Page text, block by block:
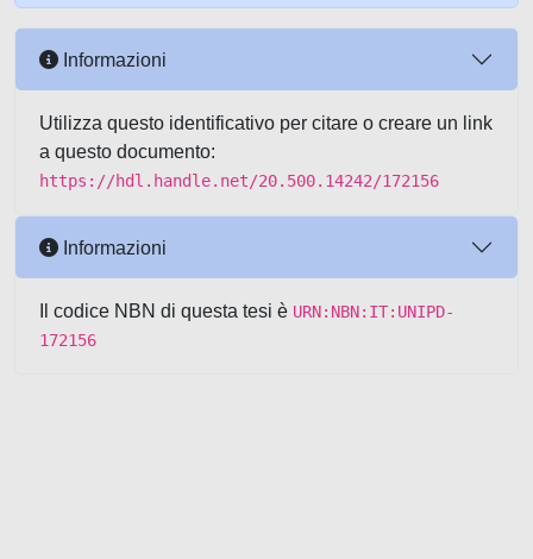
Informazioni
Utilizza questo identificativo per citare o creare un link
a questo documento:
https://hdl.handle.net/20.500.14242/172156
Informazioni
Il codice NBN di questa tesi è URN:NBN:IT:UNIPD-
172156